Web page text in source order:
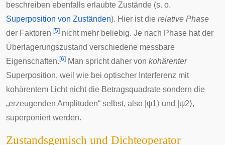
beschreiben ebenfalls erlaubte Zustände (s. o.
Superposition von Zuständen). Hier ist die relative Phase
der Faktoren [5] nicht mehr beliebig. Je nach Phase hat der
Überlagerungszustand verschiedene messbare
Eigenschaften. [6] Man spricht daher von kohärenter
Superposition, weil wie bei optischer Interferenz mit
kohärentem Licht nicht die Betragsquadrate sondern die
„erzeugenden Amplituden“ selbst, also ψ1⟩ und ψ2⟩,
superponiert werden.
Zustandsgemisch und Dichteoperator